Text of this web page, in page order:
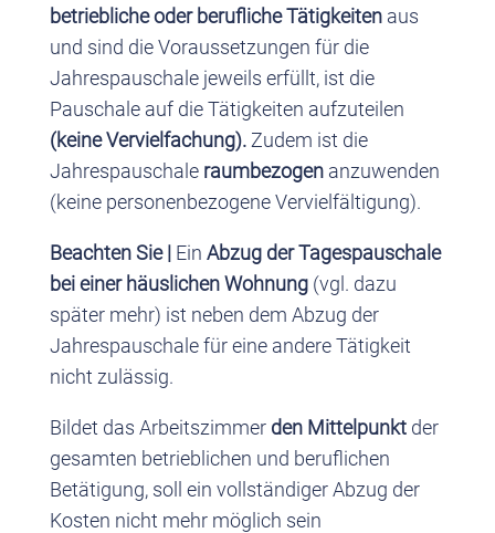
betriebliche oder berufliche Tätigkeitenaus
und sind die Voraussetzungen für die
Jahrespauschale jeweils erfüllt, ist die
Pauschale auf die Tätigkeiten aufzuteilen
(keine Vervielfachung).Zudem ist die
Jahrespauschale raumbezogenanzuwenden
(keine personenbezogene Vervielfältigung).
Beachten Sie | Ein Abzug der Tagespauschale
bei einer häuslichen Wohnung(vgl. dazu
später mehr) ist neben dem Abzug der
Jahrespauschale für eine andere Tätigkeit
nicht zulässig.
Bildet das Arbeitszimmer den Mittelpunktder
gesamten betrieblichen und beruflichen
Betätigung, soll ein vollständiger Abzug der
Kosten nicht mehr möglich sein